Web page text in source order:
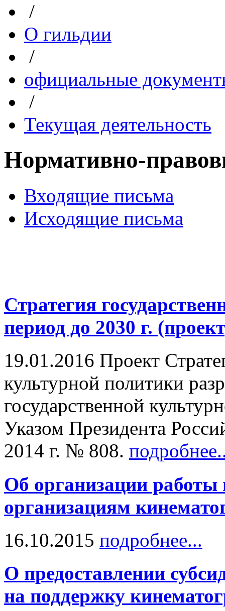
/
О гильдии
/
официальные
/
Текущая деятельность
Нормативно-
Входящие письма
Исходящие письма
Стратегия
период до 2030 г.
19.01.2016 Проект
культурной политики
государственной
Указом Президента
2014 г. № 808.
Об организации работы
организациям
16.10.2015 подробнее...
О предоставлении
на поддержку